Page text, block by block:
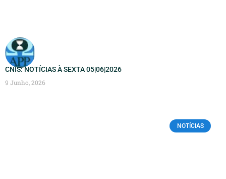
CNIS: NOTÍCIAS À SEXTA 05|06|2026
9 Junho, 2026
NOTÍCIAS